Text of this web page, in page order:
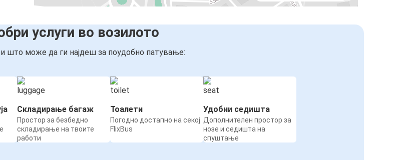
услуги во возилото
што може да ги најдеш за поудобно патување:
Складирање багаж
Простор за безбедно
складирање на твоите
работи
Тоалети
Погодно достапно на секој
FlixBus
Удобни седишта
Дополнителен простор за
нозе и седишта на
спуштање